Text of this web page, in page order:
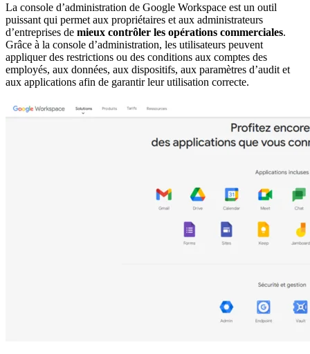
La console d’administration de Google Workspace est un outil
puissant qui permet aux propriétaires et aux administrateurs
d’entreprises de mieux contrôler les opérations commerciales.
Grâce à la console d’administration, les utilisateurs peuvent
appliquer des restrictions ou des conditions aux comptes des
employés, aux données, aux dispositifs, aux paramètres d’audit et
aux applications afin de garantir leur utilisation correcte.